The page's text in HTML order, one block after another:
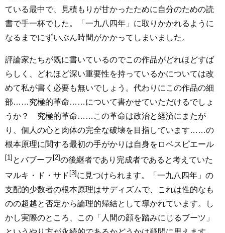
ている最中で、見積もりが甘かったために自分のための読
書で手一杯でした。「一九八四年」に取りかかれるように
なるまでにずいぶん時間がかかってしまいました。
評論家たちが既に書いているのでこの作品がどれほどすば
らしく、どれほど深い重要性を持っているかについては改
めて私が書く必要も無いでしょう。代わりにこの作品の細
部……究極的革命……について書かせていただけるでしょ
うか？ 究極的革命……この革命は政治と経済にまたが
り、個人の心と肉体の完全な破壊を目指しています……の
根本原理に関する最初の手がかりは自身をロベスピエール
[1] とバブーフ [2]の後継者であり完成者であると考えていた
マルキ・ド・サド [3] に見つけられます。「一九八四年」の
支配的少数者の根本原理はサディズムで、これは性的なも
のの超越と否定から論理的帰結として導かれています。し
かし実際のところ、この「人間の顔を踏みにじるブーツ」